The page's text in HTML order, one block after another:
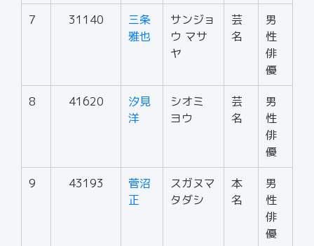
7 31140
三条
雅也
サンジョ
ウ マサ
ヤ
芸
名
男
性
俳
優
8 41620
汐見
洋
シオミ
ヨウ
芸
名
男
性
俳
優
9 43193
菅沼
正
スガヌマ
タダシ
本
名
男
性
俳
優